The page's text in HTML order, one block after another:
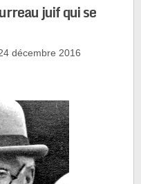
juif qui se
décembre 2016